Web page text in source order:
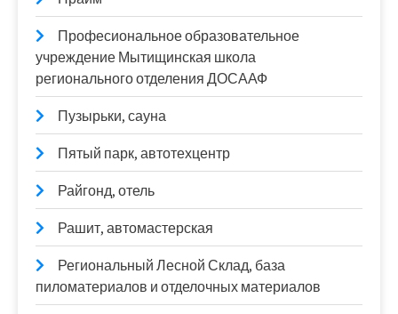
Професиональное образовательное
учреждение Мытищинская школа
регионального отделения ДОСААФ
Пузырьки, сауна
Пятый парк, автотехцентр
Райгонд, отель
Рашит, автомастерская
Региональный Лесной Склад, база
пиломатериалов и отделочных материалов